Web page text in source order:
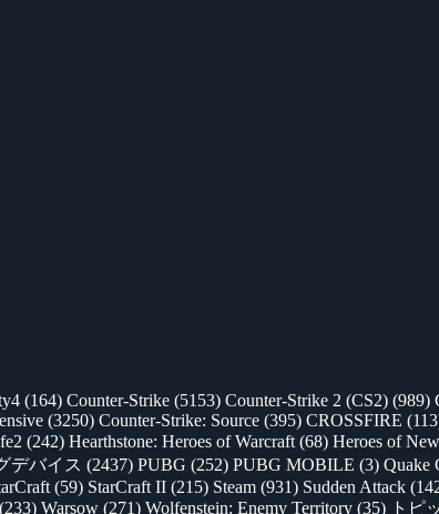
(164) Counter-Strike (5153) Counter-Strike 2 (CS2) (989)
(3250) Counter-Strike: Source (395) CROSSFIRE
(242) Hearthstone: Heroes of Warcraft (68) Heroes of
デバイス (2437) PUBG (252) PUBG MOBILE (3) Quake
(59) StarCraft II (215) Steam (931) Sudden Attack
(233) Warsow (271) Wolfenstein: Enemy Territory (35) トピ